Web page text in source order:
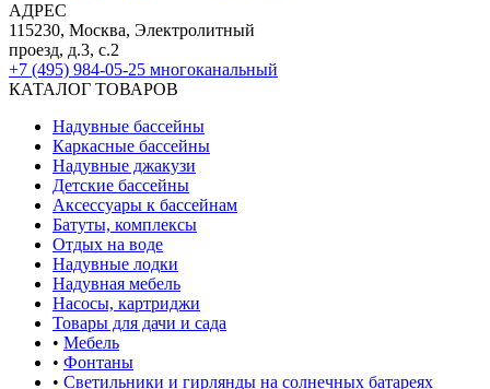
АДРЕС
115230, Москва, Электролитный
проезд, д.3, с.2
+7 (495) 984-05-25 многоканальный
КАТАЛОГ ТОВАРОВ
Надувные бассейны
Каркасные бассейны
Надувные джакузи
Детские бассейны
Аксессуары к бассейнам
Батуты, комплексы
Отдых на воде
Надувные лодки
Надувная мебель
Насосы, картриджи
Товары для дачи и сада
• Мебель
• Фонтаны
• Светильники и гирлянды на солнечных батареях